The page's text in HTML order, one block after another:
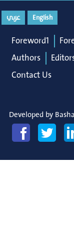
English عربي
Foreword1
Authors
Contact Us
Developed by